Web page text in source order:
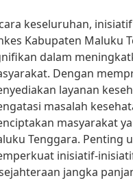
keseluruhan,
Kabupaten Maluku
dalam
Dengan
layanan
masalah
masyarakat
Tenggara. Penting
inisiatif-
jangka